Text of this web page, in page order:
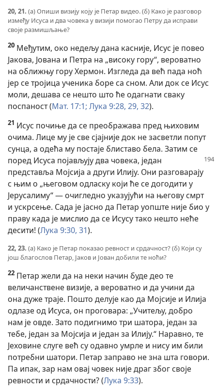
20, 21. (а) Опиши визију коју је Петар видео. (б) Како је разговор
између Исуса и два човека у визији помогао Петру да исправи
своје размишљање?
20 Међутим, око недељу дана касније, Исус је повео
Јакова, Јована и Петра на „високу гору“, вероватно
на оближњу гору Хермон. Изгледа да већ пада ноћ
јер се тројица ученика боре са сном. Али док се Исус
моли, дешава се нешто што ће одагнати сваку
поспаност (Мат. 17:1; Лука 9:28, 29, 32).
21 Исус почиње да се преображава пред њиховим
очима. Лице му је све сјајније док не засветли попут
сунца, а одећа му постаје блиставо бела. Затим се
поред Исуса појављују два човека, један
представља Мојсија а други Илију. Они разговарају
с њим о „његовом одласку који ће се догодити у
Јерусалиму“ — очигледно указујући на његову смрт
и ускрсење. Сада је јасно да Петар уопште није био у
праву када је мислио да се Исусу тако нешто неће
десити! (Лука 9:30, 31).
22, 23. (а) Како је Петар показао ревност и срдачност? (б) Који су
још благослов Петар, Јаков и Јован добили те ноћи?
22 Петар жели да на неки начин буде део те
величанствене визије, а вероватно и да учини да
она дуже траје. Пошто делује као да Мојсије и Илија
одлазе од Исуса, он проговара: „Учитељу, добро
нам је овде. Зато подигнимо три шатора, један за
тебе, један за Мојсија и један за Илију.“ Наравно, те
Јеховине слуге већ су одавно умрле и нису им били
потребни шатори. Петар заправо не зна шта говори.
Па ипак, зар нам овај човек није драг због своје
ревности и срдачности? (Лука 9:33).